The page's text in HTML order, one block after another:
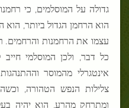
גדולה על המוסלמים, כי
הוא הרחמן הגדול ביותר,
עצמו את הרחמנות והרחמים.
כל דבר, ולכן המוסלמי
אינטגרלי מהמוסר
צלילות הנפש הטהורה,
ומתרחק מהרע, הוא יהיה